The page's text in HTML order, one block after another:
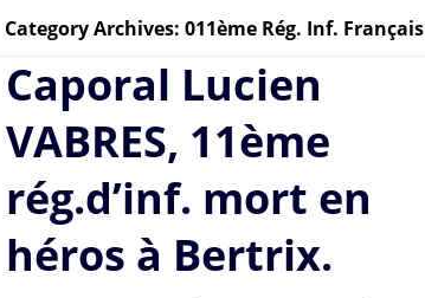
Category Archives: 011ème Rég. Inf. Français
Caporal Lucien
VABRES, 11ème
rég.d’inf. mort en
héros à Bertrix.